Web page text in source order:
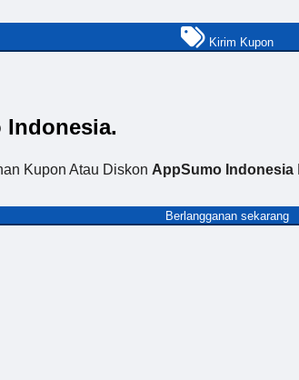
Kirim Kupon
Indonesia.
Kupon Atau Diskon AppSumo Indonesia
Berlangganan sekarang